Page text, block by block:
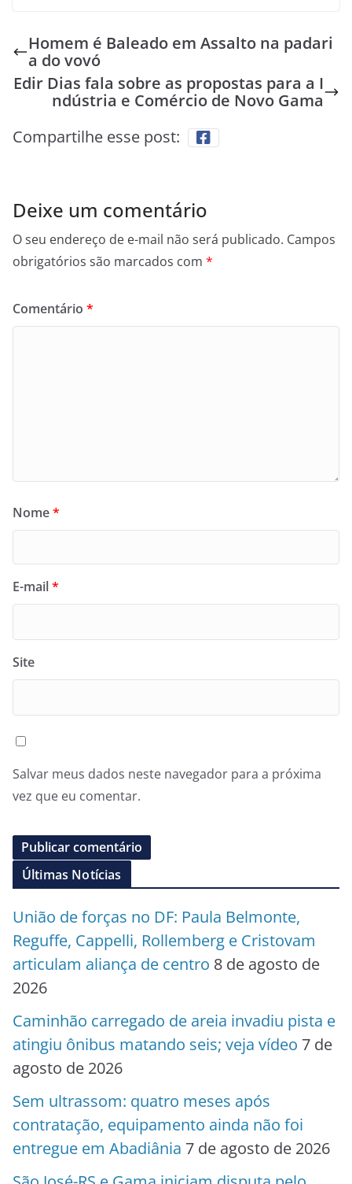
Homem é Baleado em Assalto na padari
a do vovó
Edir Dias fala sobre as propostas para a I
ndústria e Comércio de Novo Gama
Compartilhe esse post:
Deixe um comentário
O seu endereço de e-mail não será publicado. Campos
obrigatórios são marcados com *
Comentário *
Nome*
E-mail*
Site
Salvar meus dados neste navegador para a próxima
vez que eu comentar.
Últimas Notícias
União de forças no DF: Paula Belmonte,
Reguffe, Cappelli, Rollemberg e Cristovam
articulam aliança de centro 8 de agosto de
2026
Caminhão carregado de areia invadiu pista e
atingiu ônibus matando seis; veja vídeo 7 de
agosto de 2026
Sem ultrassom: quatro meses após
contratação, equipamento ainda não foi
entregue em Abadiânia 7 de agosto de 2026